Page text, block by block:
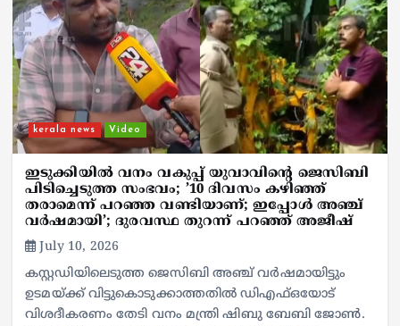
kerala news Video
ഇടുക്കിയില്‍ വനം വകുപ്പ് യുവാവിന്റെ ജെസിബി
പിടിച്ചെടുത്ത സംഭവം; ’10 ദിവസം കഴിഞ്ഞ്
തരാമെന്ന് പറഞ്ഞ വണ്ടിയാണ്; ഇപ്പോള്‍ അഞ്ച്
വര്‍ഷമായി’; ദുരവസ്ഥ തുറന്ന് പറഞ്ഞ് അജീഷ്
July 10, 2026
കസ്റ്റഡിയിലെടുത്ത ജെസിബി അഞ്ച് വര്‍ഷമായിട്ടും
ഉടമയ്ക്ക് വിട്ടുകൊടുക്കാത്തതില്‍ ഡിഎഫ്ഒയോട്
വിശദീകരണം തേടി വനം മന്ത്രി ഷിബു ബേബി ജോണ്‍.